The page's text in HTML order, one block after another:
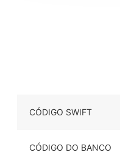
CÓDIGO SWIFT
CÓDIGO DO BANCO